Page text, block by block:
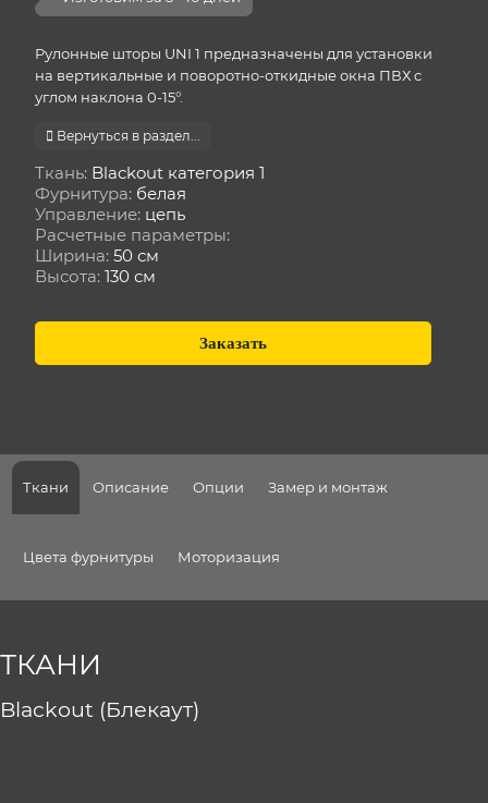
Рулонные шторы UNI 1 предназначены для установки
на вертикальные и поворотно-откидные окна ПВХ с
углом наклона 0-15°.
Вернуться в раздел...
Ткань: Blackout категория 1
Фурнитура: белая
Управление: цепь
Расчетные параметры:
Ширина: 50 см
Высота: 130 см
Заказать
Ткани Описание Опции Замер и монтаж
Цвета фурнитуры Моторизация
ТКАНИ
Blackout (Блекаут)